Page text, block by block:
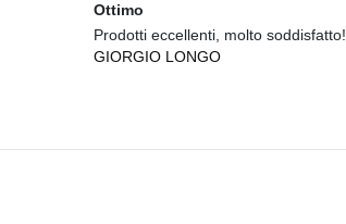
Ottimo
Prodotti eccellenti, molto soddisfatto!
GIORGIO LONGO